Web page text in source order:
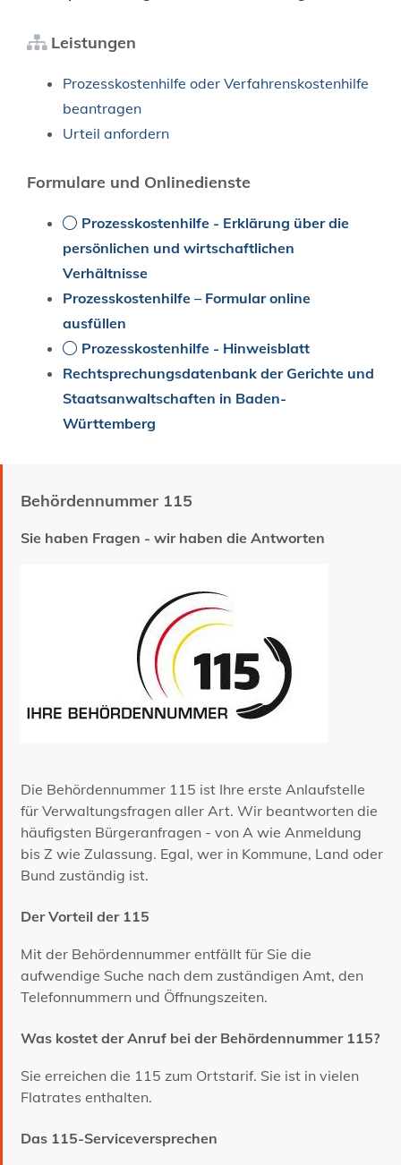
Leistungen
Prozesskostenhilfe oder Verfahrenskostenhilfe
beantragen
Urteil anfordern
Formulare und Onlinedienste
Prozesskostenhilfe - Erklärung über die
persönlichen und wirtschaftlichen
Verhältnisse
Prozesskosten­hilfe – Formular online
ausfüllen
Prozesskostenhilfe - Hinweisblatt
Rechtsprechungsdatenbank der Gerichte und
Staatsanwaltschaften in Baden-
Württemberg
Behördennummer 115
Sie haben Fragen - wir haben die Antworten
Die Behördennummer 115 ist Ihre erste Anlaufstelle
für Verwaltungsfragen aller Art. Wir beantworten die
häufigsten Bürgeranfragen - von A wie Anmeldung
bis Z wie Zulassung. Egal, wer in Kommune, Land oder
Bund zuständig ist.
Der Vorteil der 115
Mit der Behördennummer entfällt für Sie die
aufwendige Suche nach dem zuständigen Amt, den
Telefonnummern und Öffnungszeiten.
Was kostet der Anruf bei der Behördennummer 115?
Sie erreichen die 115 zum Ortstarif. Sie ist in vielen
Flatrates enthalten.
Das 115-Serviceversprechen